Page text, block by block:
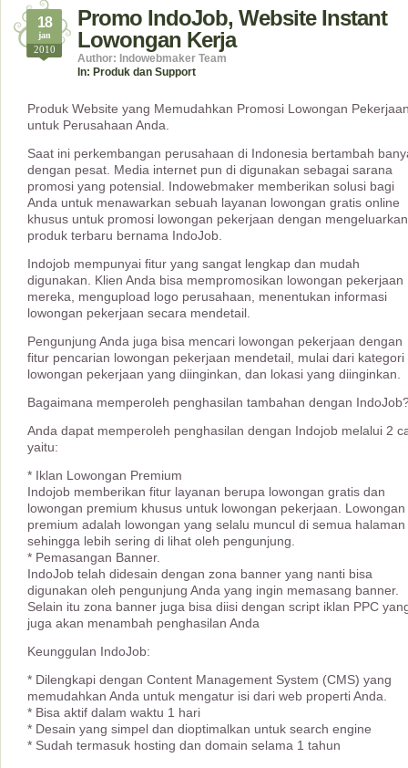
Promo IndoJob, Website Instant
Lowongan Kerja
18
jan
2010
Author: Indowebmaker Team
In: Produk dan Support
Produk Website yang Memudahkan Promosi Lowongan
untuk Perusahaan Anda.
Saat ini perkembangan perusahaan di Indonesia bertambah
dengan pesat. Media internet pun di digunakan sebagai sarana
promosi yang potensial. Indowebmaker memberikan solusi bagi
Anda untuk menawarkan sebuah layanan lowongan gratis online
khusus untuk promosi lowongan pekerjaan dengan mengeluarkan
produk terbaru bernama IndoJob.
Indojob mempunyai fitur yang sangat lengkap dan mudah
digunakan. Klien Anda bisa mempromosikan lowongan pekerjaan
mereka, mengupload logo perusahaan, menentukan informasi
lowongan pekerjaan secara mendetail.
Pengunjung Anda juga bisa mencari lowongan pekerjaan dengan
fitur pencarian lowongan pekerjaan mendetail, mulai dari kategori
lowongan pekerjaan yang diinginkan, dan lokasi yang diinginkan.
Bagaimana memperoleh penghasilan tambahan dengan
Anda dapat memperoleh penghasilan dengan Indojob melalui 2
yaitu:
* Iklan Lowongan Premium
Indojob memberikan fitur layanan berupa lowongan gratis dan
lowongan premium khusus untuk lowongan pekerjaan. Lowongan
premium adalah lowongan yang selalu muncul di semua halaman
sehingga lebih sering di lihat oleh pengunjung.
* Pemasangan Banner.
IndoJob telah didesain dengan zona banner yang nanti bisa
digunakan oleh pengunjung Anda yang ingin memasang banner.
Selain itu zona banner juga bisa diisi dengan script iklan PPC
juga akan menambah penghasilan Anda
Keunggulan IndoJob:
* Dilengkapi dengan Content Management System (CMS) yang
memudahkan Anda untuk mengatur isi dari web properti Anda.
* Bisa aktif dalam waktu 1 hari
* Desain yang simpel dan dioptimalkan untuk search engine
* Sudah termasuk hosting dan domain selama 1 tahun